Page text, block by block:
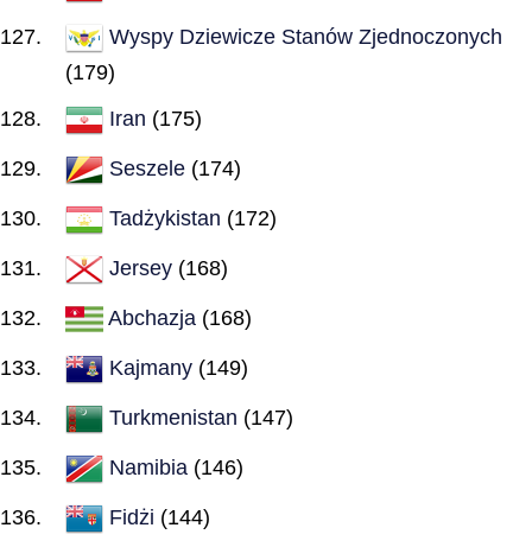
Wyspy Dziewicze Stanów Zjednoczonych
(179)
Iran (175)
Seszele (174)
Tadżykistan (172)
Jersey (168)
Abchazja (168)
Kajmany (149)
Turkmenistan (147)
Namibia (146)
Fidżi (144)